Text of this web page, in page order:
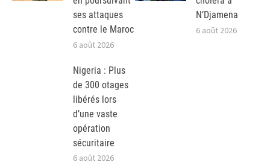
ses attaques
contre le Maroc
6 août 2026
N’Djamena
6 août 2026
Nigeria : Plus
de 300 otages
libérés lors
d’une vaste
opération
sécuritaire
6 août 2026